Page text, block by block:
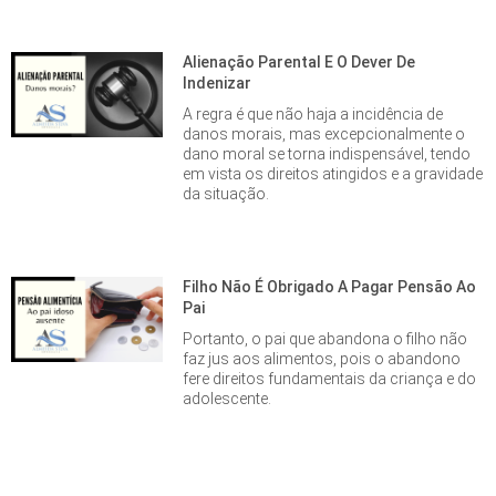
Alienação Parental E O Dever De
Indenizar
A regra é que não haja a incidência de
danos morais, mas excepcionalmente o
dano moral se torna indispensável, tendo
em vista os direitos atingidos e a gravidade
da situação.
Filho Não É Obrigado A Pagar Pensão Ao
Pai
Portanto, o pai que abandona o filho não
faz jus aos alimentos, pois o abandono
fere direitos fundamentais da criança e do
adolescente.